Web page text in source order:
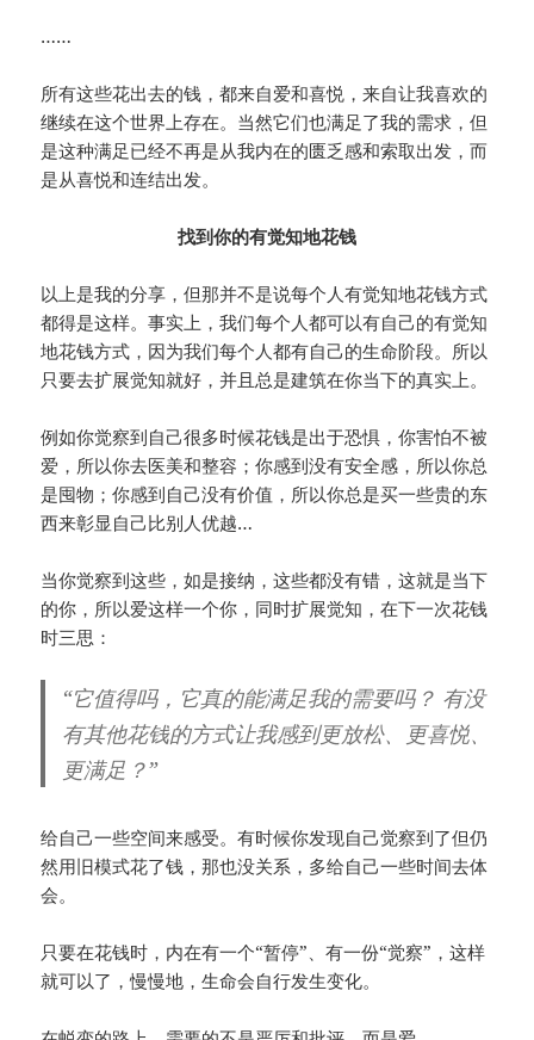
……
所有这些花出去的钱，都来自爱和喜悦，来自让我喜欢的
继续在这个世界上存在。当然它们也满足了我的需求，但
是这种满足已经不再是从我内在的匮乏感和索取出发，而
是从喜悦和连结出发。
找到你的有觉知地花钱
以上是我的分享，但那并不是说每个人有觉知地花钱方式
都得是这样。事实上，我们每个人都可以有自己的有觉知
地花钱方式，因为我们每个人都有自己的生命阶段。所以
只要去扩展觉知就好，并且总是建筑在你当下的真实上。
例如你觉察到自己很多时候花钱是出于恐惧，你害怕不被
爱，所以你去医美和整容；你感到没有安全感，所以你总
是囤物；你感到自己没有价值，所以你总是买一些贵的东
西来彰显自己比别人优越…
当你觉察到这些，如是接纳，这些都没有错，这就是当下
的你，所以爱这样一个你，同时扩展觉知，在下一次花钱
时三思：
“它值得吗，它真的能满足我的需要吗？ 有没
有其他花钱的方式让我感到更放松、更喜悦、
更满足？”
给自己一些空间来感受。有时候你发现自己觉察到了但仍
然用旧模式花了钱，那也没关系，多给自己一些时间去体
会。
只要在花钱时，内在有一个“暂停”、有一份“觉察”，这样
就可以了，慢慢地，生命会自行发生变化。